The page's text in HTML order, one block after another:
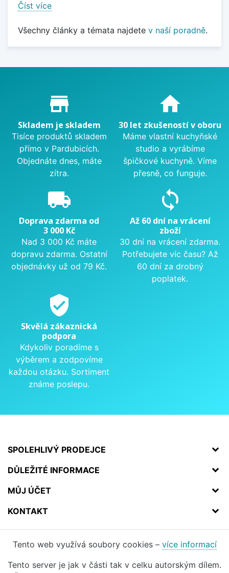
Číst více
Všechny články a témata najdete v naší poradně.
Proč nakupovat u nás?
store_mall_directory
Skladem je skladem
Tisíce produktů skladem
přímo v Pardubicích.
Objednáte dnes, máte
zítra.
home
30 let zkušeností v oboru
Máme vlastní kuchyňské
studio a vyrábíme
špičkové kuchyně. Víme
přesně, co funguje.
local_shipping
Doprava zdarma od
3 000 Kč
Nad 3 000 Kč máte
dopravu zdarma. Ostatní
objednávky už od 79 Kč.
sync
Až 60 dní na vrácení
zboží
30 dní na vrácení zdarma.
Potřebujete víc času? Až
60 dní za drobný
poplatek.
verified_user
Skvělá zákaznická
podpora
Kdykoliv poradíme s
výběrem a zodpovíme
každou otázku. Sortiment
známe poslepu.
SPOLEHLIVÝ PRODEJCE
DŮLEŽITÉ INFORMACE
MŮJ ÚČET
KONTAKT
Tento web využívá soubory cookies – více informací
Tento server je jak v části tak v celku autorským dílem.